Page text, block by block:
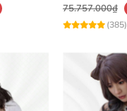
75.757.000₫
(385)